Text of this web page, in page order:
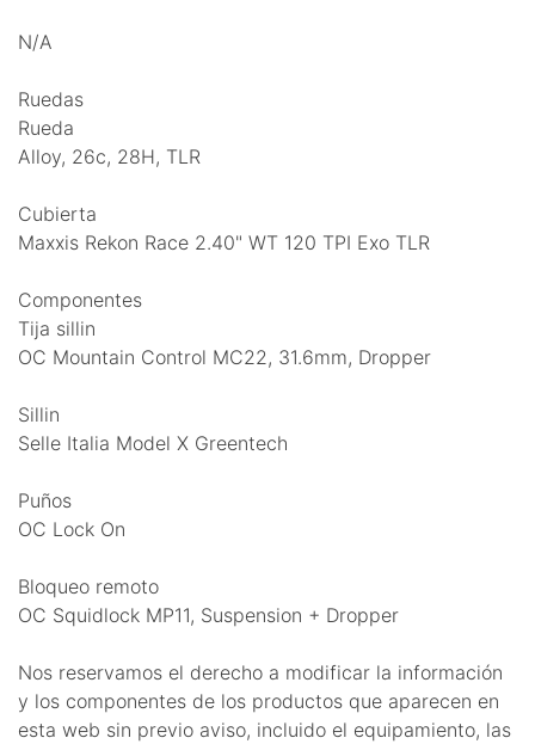
N/A
Ruedas
Rueda
Alloy, 26c, 28H, TLR
Cubierta
Maxxis Rekon Race 2.40" WT 120 TPI Exo TLR
Componentes
Tija sillin
OC Mountain Control MC22, 31.6mm, Dropper
Sillin
Selle Italia Model X Greentech
Puños
OC Lock On
Bloqueo remoto
OC Squidlock MP11, Suspension + Dropper
Nos reservamos el derecho a modificar la información
y los componentes de los productos que aparecen en
esta web sin previo aviso, incluido el equipamiento, las